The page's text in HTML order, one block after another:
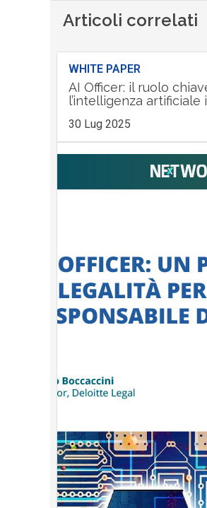
Articoli correlati
WHITE PAPER
AI Officer: il ruolo
l’intelligenza artificiale
30 Lug 2025